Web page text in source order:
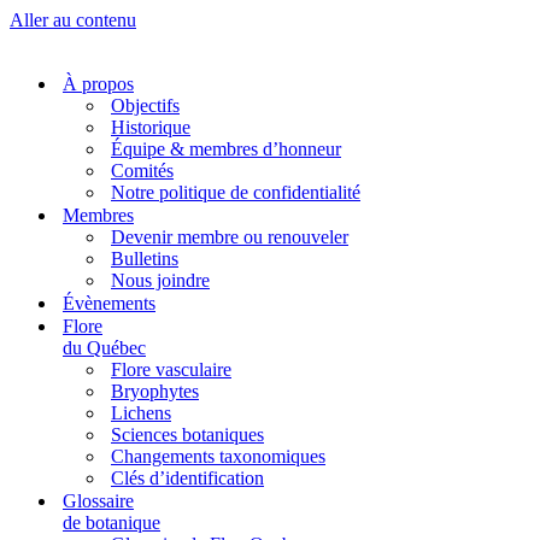
Aller au contenu
À propos
Objectifs
Historique
Équipe & membres d’honneur
Comités
Notre politique de confidentialité
Membres
Devenir membre ou renouveler
Bulletins
Nous joindre
Évènements
Flore
du Québec
Flore vasculaire
Bryophytes
Lichens
Sciences botaniques
Changements taxonomiques
Clés d’identification
Glossaire
de botanique